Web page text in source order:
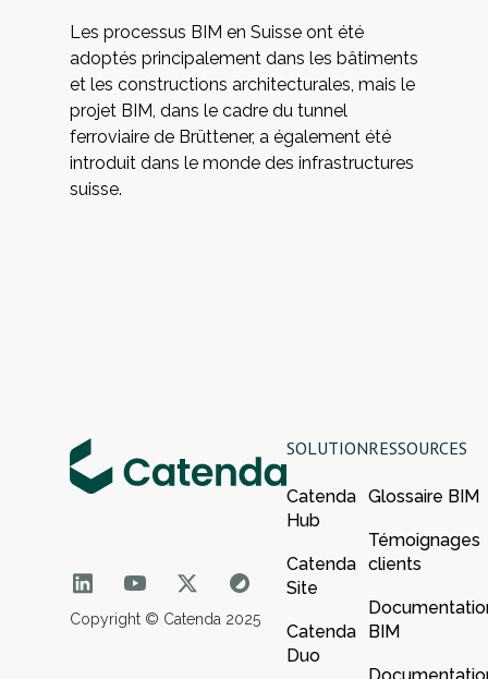
Les processus BIM en Suisse ont été
adoptés principalement dans les bâtiments
et les constructions architecturales, mais le
projet BIM, dans le cadre du tunnel
ferroviaire de Brüttener, a également été
introduit dans le monde des infrastructures
suisse.
Copyright © Catenda 2025
SOLUTION
Catenda
Hub
Catenda
Site
Catenda
Duo
RESSOURCES
Glossaire BIM
Témoignages
clients
BIM